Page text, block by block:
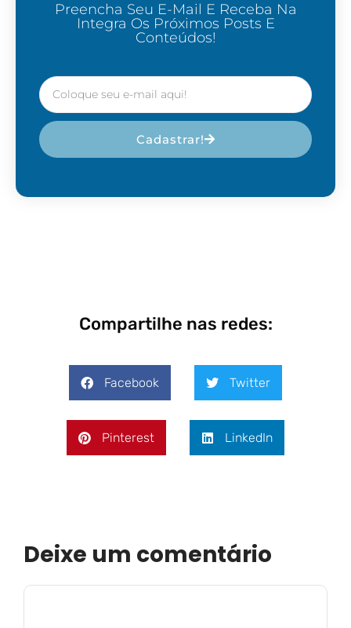
Preencha Seu E-Mail E Receba Na
Integra Os Próximos Posts E
Conteúdos!
Cadastrar!
Compartilhe nas redes:
Facebook Twitter
Pinterest LinkedIn
Deixe um comentário